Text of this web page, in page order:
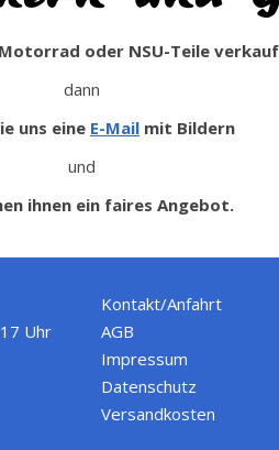
oder NSU-Teile
dann
uns eine E-Mail mit Bildern
und
ihnen ein faires Angebot.
Uhr
Kontakt/Anfahrt
AGB
Impressum
Datenschutz
Versandkosten